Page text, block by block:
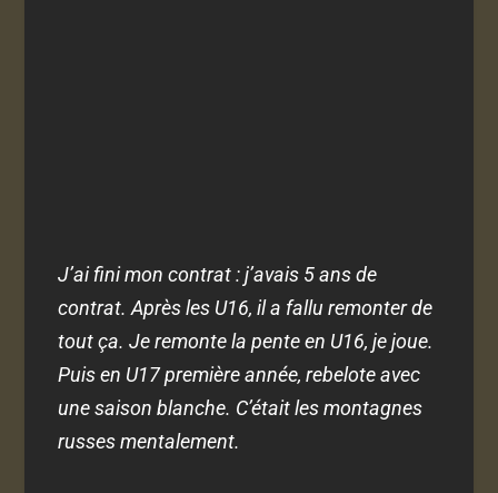
J’ai fini mon contrat : j’avais 5 ans de
contrat. Après les U16, il a fallu remonter de
tout ça. Je remonte la pente en U16, je joue.
Puis en U17 première année, rebelote avec
une saison blanche. C’était les montagnes
russes mentalement.